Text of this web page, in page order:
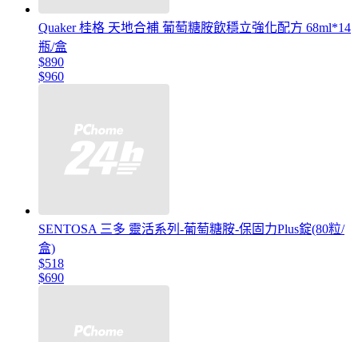
Quaker 桂格 天地合補 葡萄糖胺飲穩立強化配方 68ml*14
瓶/盒
$890
$960
SENTOSA 三多 靈活系列-葡萄糖胺-保固力Plus錠(80粒/
盒)
$518
$690